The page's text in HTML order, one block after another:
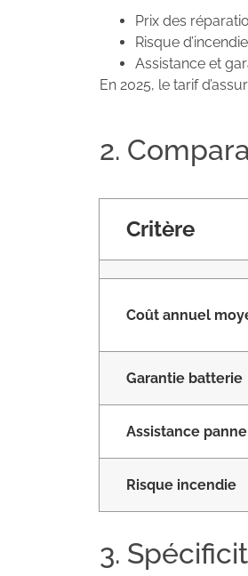
Prix des
Risque
Assistance et
En 2025, le tarif
2.
Critère
Coût annuel
Garantie batterie
Assistance panne
Risque incendie
3.